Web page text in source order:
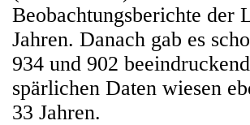
Beobachtungsberichte der
Jahren. Danach gab es
934 und 902
spärlichen Daten wiesen
33 Jahren.